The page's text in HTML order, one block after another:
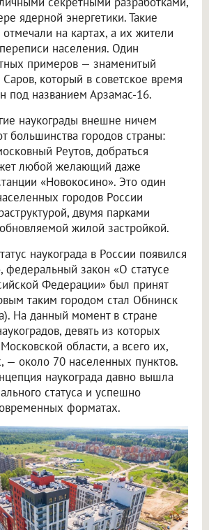
ядерной энергетики. Такие
отмечали на картах, а их жители
населения. Один
примеров — знаменитый
который в советское время
под названием Арзамас-16.
наукограды внешне ничем
большинства городов страны:
Реутов, добраться
любой желающий даже
«Новокосино». Это один
городов России
двумя парками
жилой застройкой.
наукограда в России появился
федеральный закон «О статусе
Федерации» был принят
таким городом стал Обнинск
На данный момент в стране
девять из которых
области, а всего их,
— около 70 населенных пунктов.
наукограда давно вышла
статуса и успешно
форматах.